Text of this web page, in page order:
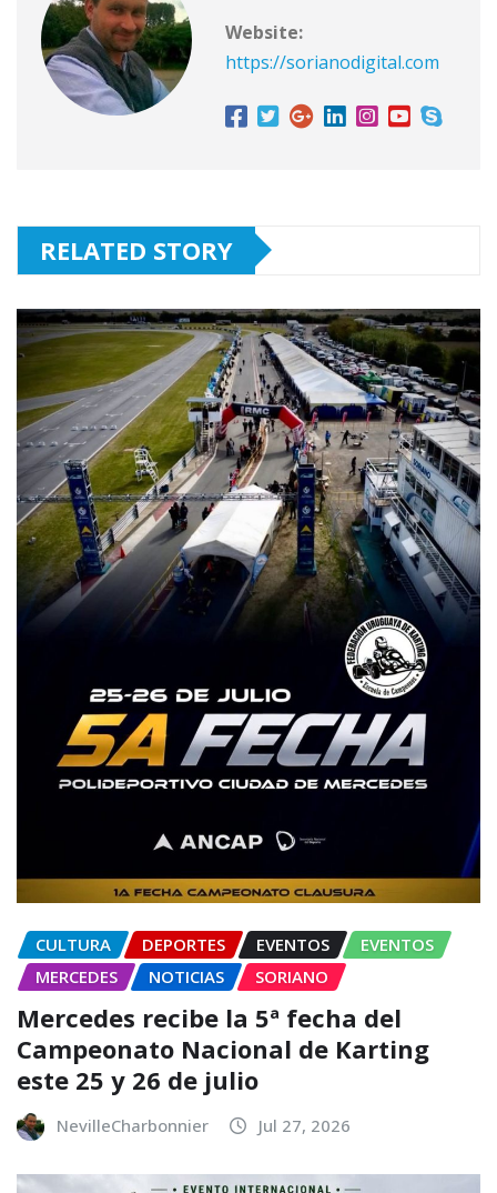
Website:
https://sorianodigital.com
RELATED STORY
CULTURA DEPORTES EVENTOS
EVENTOS
MERCEDES
NOTICIAS SORIANO
Mercedes recibe la 5ª fecha del
Campeonato Nacional de Karting
este 25 y 26 de julio
NevilleCharbonnier Jul 27, 2026